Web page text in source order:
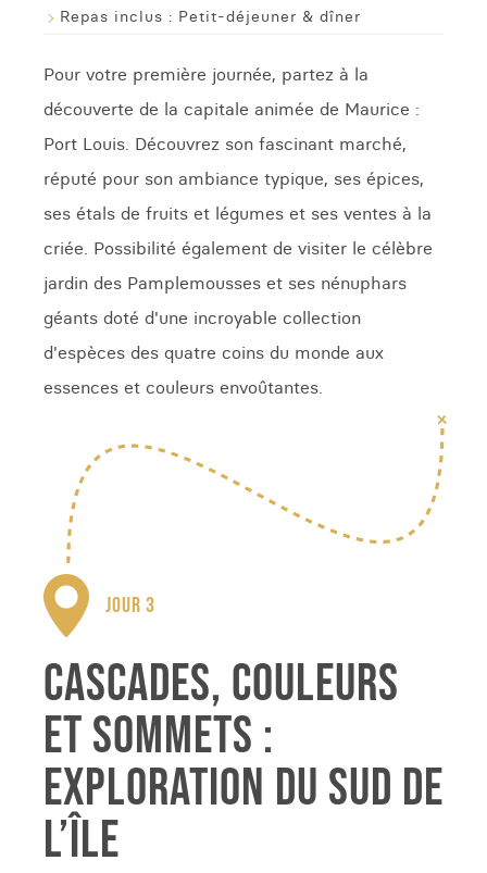
Repas inclus : Petit-déjeuner & dîner
Pour votre première journée, partez à la
découverte de la capitale animée de Maurice :
Port Louis. Découvrez son fascinant marché,
réputé pour son ambiance typique, ses épices,
ses étals de fruits et légumes et ses ventes à la
criée. Possibilité également de visiter le célèbre
jardin des Pamplemousses et ses nénuphars
géants doté d'une incroyable collection
d'espèces des quatre coins du monde aux
essences et couleurs envoûtantes.
JOUR 3
CASCADES, COULEURS
ET SOMMETS :
EXPLORATION DU SUD DE
L’ÎLE